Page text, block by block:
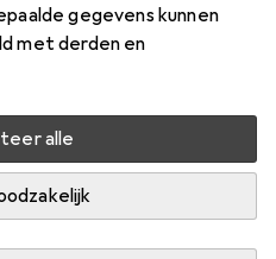
gegevens kunnen
met derden en
alle
di, 18-8
bij leverancier